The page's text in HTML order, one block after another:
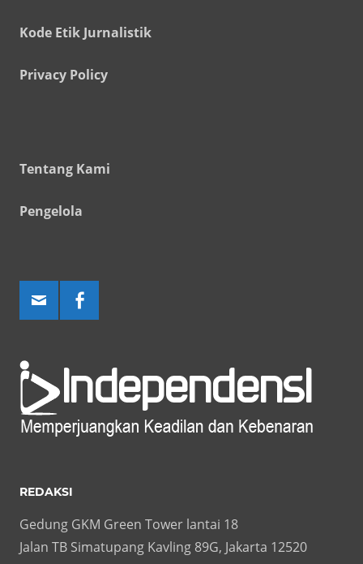
Kode Etik Jurnalistik
Privacy Policy
Tentang Kami
Pengelola
REDAKSI
Gedung GKM Green Tower lantai 18
Jalan TB Simatupang Kavling 89G, Jakarta 12520